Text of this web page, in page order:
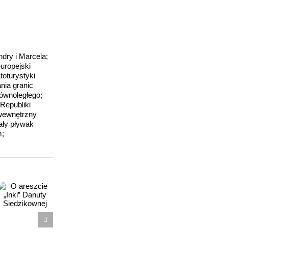
i Marcela;
granic
pływak